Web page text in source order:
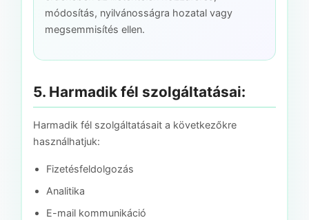
módosítás, nyilvánosságra hozatal vagy
megsemmisítés ellen.
5. Harmadik fél szolgáltatásai:
Harmadik fél szolgáltatásait a következőkre
használhatjuk:
Fizetésfeldolgozás
Analitika
E-mail kommunikáció